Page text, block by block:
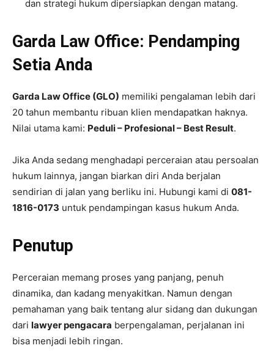
dan strategi hukum dipersiapkan dengan matang.
Garda Law Office: Pendamping
Setia Anda
Garda Law Office (GLO) memiliki pengalaman lebih dari
20 tahun membantu ribuan klien mendapatkan haknya.
Nilai utama kami: Peduli – Profesional – Best Result.
Jika Anda sedang menghadapi perceraian atau persoalan
hukum lainnya, jangan biarkan diri Anda berjalan
sendirian di jalan yang berliku ini. Hubungi kami di 081-
1816-0173 untuk pendampingan kasus hukum Anda.
Penutup
Perceraian memang proses yang panjang, penuh
dinamika, dan kadang menyakitkan. Namun dengan
pemahaman yang baik tentang alur sidang dan dukungan
dari lawyer pengacara berpengalaman, perjalanan ini
bisa menjadi lebih ringan.